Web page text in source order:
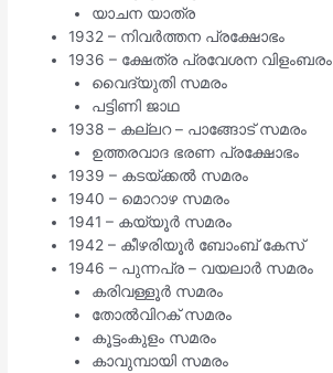
യാചന യാത്ര
1932 – നിവർത്തന പ്രക്ഷോഭം
1936 – ക്ഷേത്ര പ്രവേശന വിളംബരം
വൈദ്യുതി സമരം
പട്ടിണി ജാഥ
1938 – കല്ലറ – പാങ്ങോട് സമരം
ഉത്തരവാദ ഭരണ പ്രക്ഷോഭം
1939 – കടയ്ക്കൽ സമരം
1940 – മൊറാഴ സമരം
1941 – കയ്യൂർ സമരം
1942 – കീഴരിയൂർ ബോംബ് കേസ്
1946 – പുന്നപ്ര – വയലാർ സമരം
കരിവള്ളൂർ സമരം
തോൽവിറക് സമരം
കൂട്ടംകുളം സമരം
കാവുമ്പായി സമരം